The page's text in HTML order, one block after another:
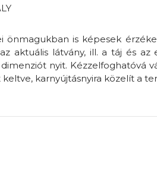
önmagukban is képesek
aktuális látvány, ill. a táj és az
nyit. Kézzelfoghatóvá
karnyújtásnyira közelít a